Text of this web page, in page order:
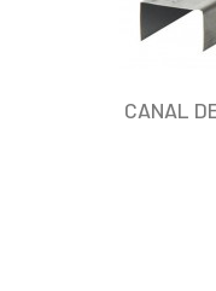
CANAL